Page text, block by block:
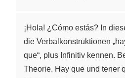
¡Hola! ¿Cómo estás? In
die Verbalkonstruktionen
que“, plus Infinitiv kennen.
Theorie. Hay que und tener